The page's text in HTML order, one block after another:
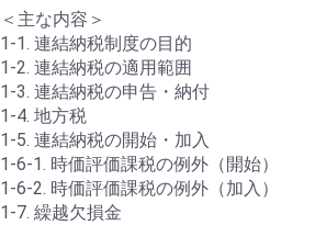
＜主な内容＞
1-1. 連結納税制度の目的
1-2. 連結納税の適用範囲
1-3. 連結納税の申告・納付
1-4. 地方税
1-5. 連結納税の開始・加入
1-6-1. 時価評価課税の例外（開始）
1-6-2. 時価評価課税の例外（加入）
1-7. 繰越欠損金